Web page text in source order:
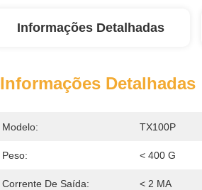
Informações Detalhadas
Informações Detalhadas
Modelo: TX100P
Peso: < 400 G
Corrente De Saída: < 2 MA